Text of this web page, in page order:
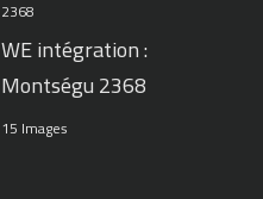
WE intégration :
Montségu 2368
15 Images